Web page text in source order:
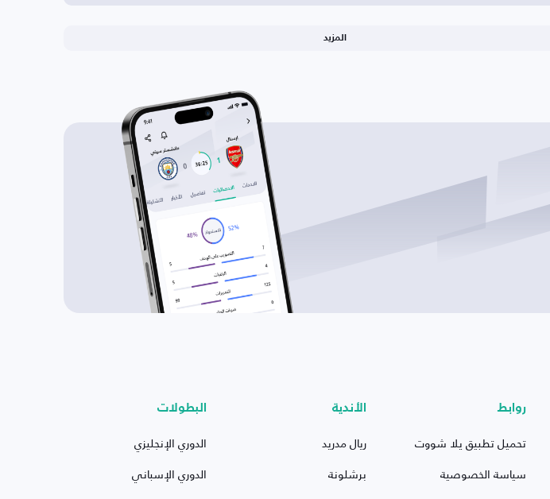
المزيد
روابط
تحميل تطبيق يلا شووت
سياسة الخصوصية
الأندية
ريال مدريد
برشلونة
البطولات
الدوري الإنجليزي
الدوري الإسباني